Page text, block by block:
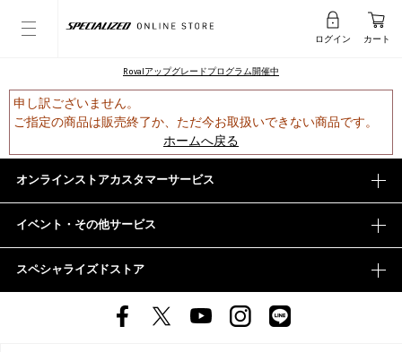
ログイン カート
Rovalアップグレードプログラム開催中
申し訳ございません。
ご指定の商品は販売終了か、ただ今お取扱いできない商品です。
ホームへ戻る
オンラインストアカスタマーサービス
イベント・その他サービス
スペシャライズドストア